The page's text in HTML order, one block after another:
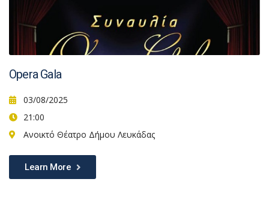
Opera Gala
03/08/2025
21:00
Ανοικτό Θέατρο Δήμου Λευκάδας
Learn More